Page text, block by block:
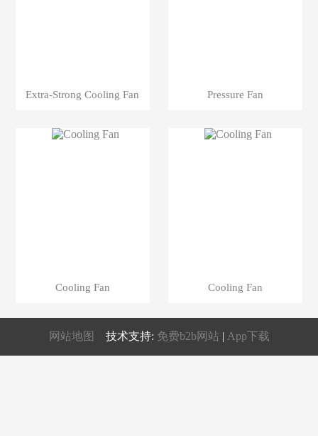
Extra-Strong Cooling Fan Pressure Fan
Cooling Fan Cooling Fan
网站地图 技术支持: 免费b2b网站 | App下载